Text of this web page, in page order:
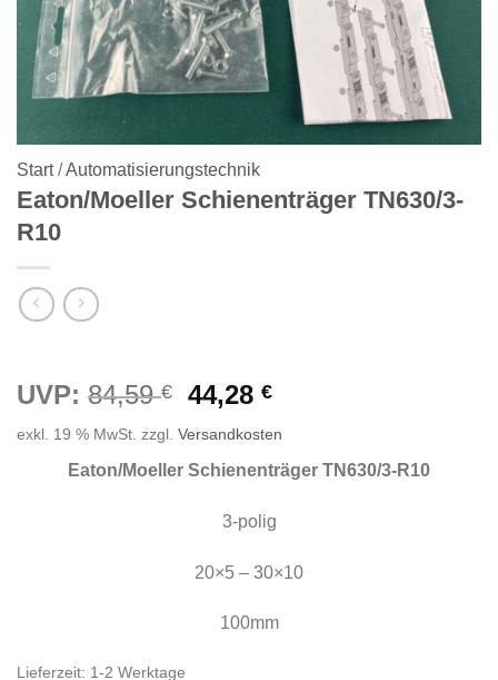
Start /Automatisierungstechnik
Eaton/Moeller Schienenträger TN630/3-
R10
UVP: 84,59€
Ursprünglicher
war:
84,59 €
44,28€Aktueller
ist:
44,28 €.
exkl. 19 % MwSt. zzgl. Versandkosten
Eaton/Moeller Schienenträger TN630/3-R10
3-polig
20×5 – 30×10
100mm
Lieferzeit: 1-2 Werktage